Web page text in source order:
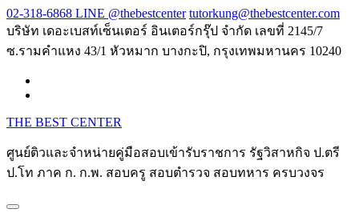
Skip
to
02-318-6868 LINE @thebestcenter tutorkung@thebestcenter.com
บริษัท เดอะเบสท์เซ็นเตอร์ อินเตอร์กรุ๊ป จำกัด เลขที่ 2145/7
ซ.รามคำแหง 43/1 หัวหมาก บางกะปิ, กรุงเทพมหานคร 10240
THE BEST CENTER
ศูนย์ติวและจำหน่ายคู่มือสอบเข้ารับราชการ รัฐวิสาหกิจ ป.ตรี
ป.โท ภาค ก. ก.พ. สอบครู สอบตำรวจ สอบทหาร ครบวงจร